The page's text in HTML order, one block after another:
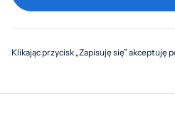
Klikając przycisk „Zapisuję się” akceptuję